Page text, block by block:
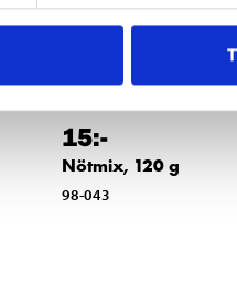
15:-
Nötmix, 120 g
98-043